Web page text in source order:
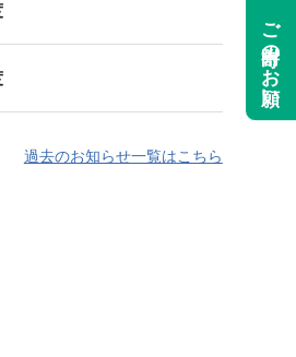
ご寄附のお願い
過去のお知らせ一覧はこちら